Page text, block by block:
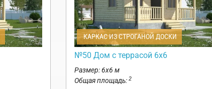
КАРКАС ИЗ СТРОГАНОЙ ДОСКИ
№50 Дом с террасой 6х6
Размер: 6х6 м
Общая площадь: 2